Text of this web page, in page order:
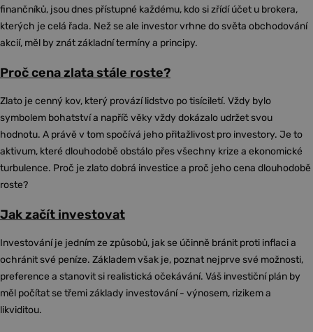
finančníků, jsou dnes přístupné každému, kdo si zřídí účet u brokera,
kterých je celá řada. Než se ale investor vrhne do světa obchodování
akcií, měl by znát základní termíny a principy.
Proč cena zlata stále roste?
Zlato je cenný kov, který provází lidstvo po tisíciletí. Vždy bylo
symbolem bohatství a napříč věky vždy dokázalo udržet svou
hodnotu. A právě v tom spočívá jeho přitažlivost pro investory. Je to
aktivum, které dlouhodobě obstálo přes všechny krize a ekonomické
turbulence. Proč je zlato dobrá investice a proč jeho cena dlouhodobě
roste?
Jak začít investovat
Investování je jedním ze způsobů, jak se účinně bránit proti inflaci a
ochránit své peníze. Základem však je, poznat nejprve své možnosti,
preference a stanovit si realistická očekávání. Váš investiční plán by
měl počítat se třemi základy investování - výnosem, rizikem a
likviditou.